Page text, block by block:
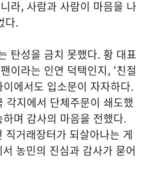
라, 사람과 사람이 마음을 나
다.
탄성을 금치 못했다. 황 대표
이라는 인연 덕택인지, ‘친절
에서도 입소문이 자자하다.
각지에서 단체주문이 쇄도했
며 감사의 마음을 전했다.
직거래장터가 되살아나는 게
농민의 진심과 감사가 묻어